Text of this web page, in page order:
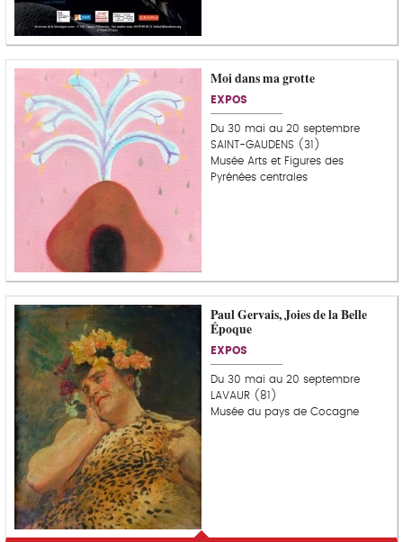
Moi dans ma grotte
EXPOS
Du 30 mai au 20 septembre
SAINT-GAUDENS (31)
Musée Arts et Figures des
Pyrénées centrales
C
o
d
c
o
e
u
Paul Gervais, Joies de la Belle
Époque
EXPOS
Du 30 mai au 20 septembre
LAVAUR (81)
Musée du pays de Cocagne